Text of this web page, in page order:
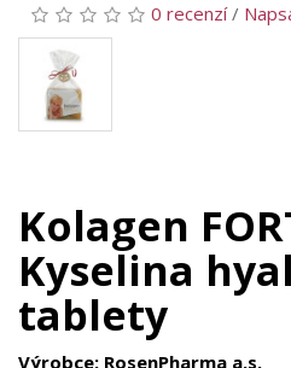
0 recenzí/
Kolagen
Kyselina
tablety
Výrobce: RosenPharma a.s.